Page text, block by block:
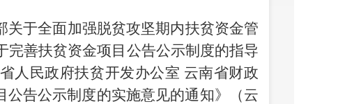
于全面加强脱贫攻坚期内扶贫资金管
完善扶贫资金项目公告公示制度的指导
人民政府扶贫开发办公室 云南省财政
告公示制度的实施意见的通知》（云